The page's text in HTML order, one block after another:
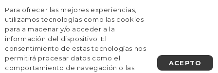
AGENDA UNA LLAMADA
Para ofrecer las mejores experiencias,
utilizamos tecnologías como las cookies
para almacenar y/o acceder a la
información del dispositivo. El
consentimiento de estas tecnologías nos
permitirá procesar datos como el
comportamiento de navegación o las
ACEPTO